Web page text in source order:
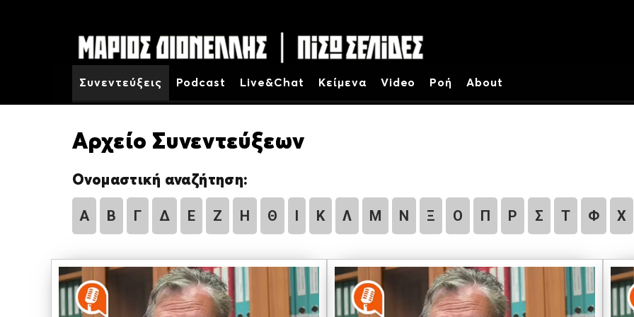
Συνεντεύξεις Podcast Live&Chat Κείμενα Video Ροή About
Αρχείο Συνεντεύξεων
Ονομαστική αναζήτηση:
Α Β Γ Δ Ε Ζ Η Θ Ι Κ Λ Μ Ν Ξ Ο Π Ρ Σ Τ Φ Χ